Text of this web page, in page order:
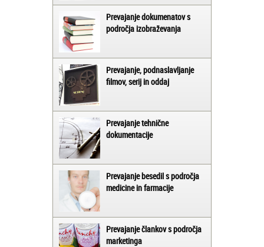
Prevajanje dokumenatov s
področja izobraževanja
Prevajanje, podnaslavljanje
filmov, serij in oddaj
Prevajanje tehnične
dokumentacije
Prevajanje besedil s področja
medicine in farmacije
Prevajanje člankov s področja
marketinga